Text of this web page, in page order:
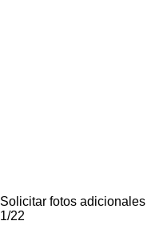
Solicitar fotos adicionales
1/22